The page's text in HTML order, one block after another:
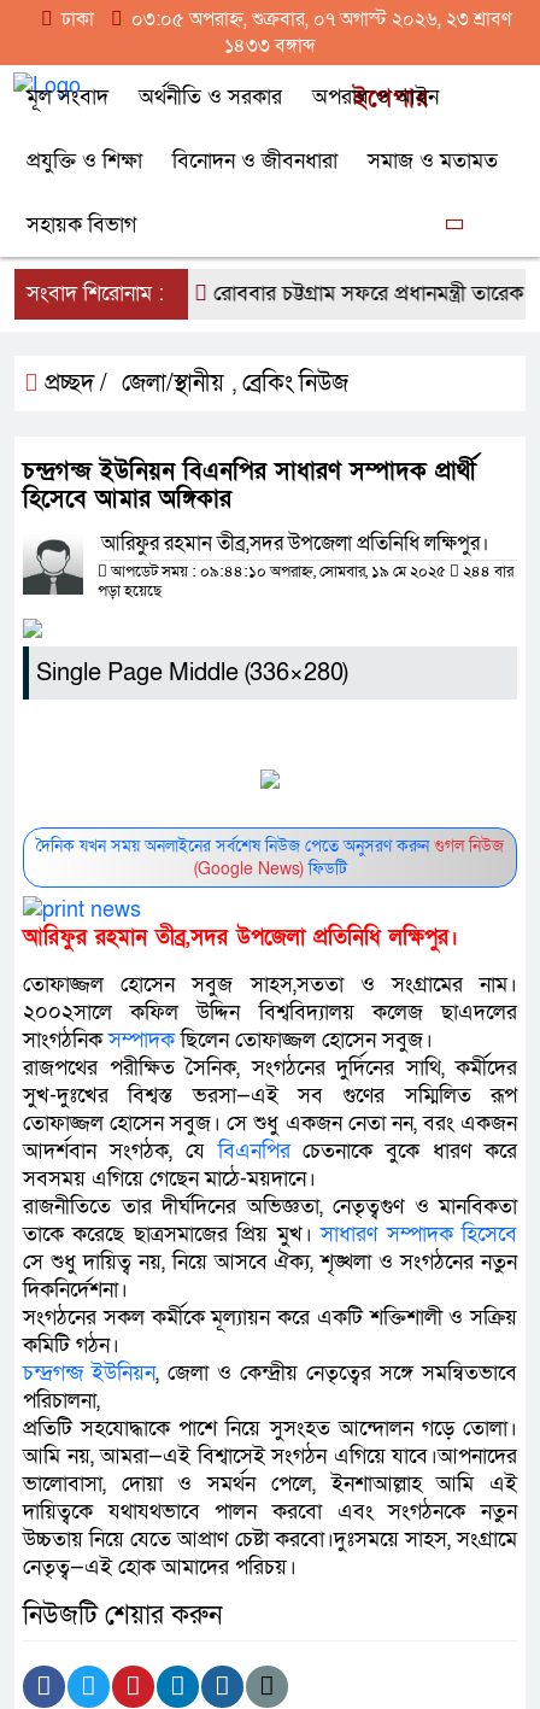
ঢাকা
০৩:০৫ অপরাহ্ন, শুক্রবার, ০৭ অগাস্ট ২০২৬, ২৩ শ্রাবণ
১৪৩৩ বঙ্গাব্দ
মূল সংবাদ অর্থনীতি ও সরকার অপরাধ ও আইন
প্রযুক্তি ও শিক্ষা বিনোদন ও জীবনধারা সমাজ ও মতামত
সহায়ক বিভাগ
ইপেপার
সংবাদ শিরোনাম :
মির্জা ফখরুল রোববার চট্টগ্রাম সফরে প্রধানমন্ত্রী তারেক
প্রচ্ছদ / জেলা/স্থানীয় , ব্রেকিং নিউজ
চন্দ্রগন্জ ইউনিয়ন বিএনপির সাধারণ সম্পাদক প্রার্থী
হিসেবে আমার অঙ্গিকার
আরিফুর রহমান তীব্র,সদর উপজেলা প্রতিনিধি লক্ষিপুর।
আপডেট সময় : ০৯:৪৪:১০ অপরাহ্ন, সোমবার, ১৯ মে ২০২৫
২৪৪ বার
পড়া হয়েছে
Single Page Middle (336×280)
দৈনিক যখন সময় অনলাইনের সর্বশেষ নিউজ পেতে অনুসরণ করুনগুগল নিউজ
(Google News)ফিডটি
আরিফুর রহমান তীব্র,সদর উপজেলা প্রতিনিধি লক্ষিপুর।
তোফাজ্জল হোসেন সবুজ সাহস,সততা ও সংগ্রামের নাম।
২০০২সালে কফিল উদ্দিন বিশ্ববিদ্যালয় কলেজ ছাএদলের
সাংগঠনিকসম্পাদকছিলেন তোফাজ্জল হোসেন সবুজ।
রাজপথের পরীক্ষিত সৈনিক, সংগঠনের দুর্দিনের সাথি, কর্মীদের
সুখ-দুঃখের বিশ্বস্ত ভরসা—এই সব গুণের সম্মিলিত রূপ
তোফাজ্জল হোসেন সবুজ। সে শুধু একজন নেতা নন, বরং একজন
আদর্শবান সংগঠক, যেবিএনপিরচেতনাকে বুকে ধারণ করে
সবসময় এগিয়ে গেছেন মাঠে-ময়দানে।
রাজনীতিতে তার দীর্ঘদিনের অভিজ্ঞতা, নেতৃত্বগুণ ও মানবিকতা
তাকে করেছে ছাত্রসমাজের প্রিয় মুখ।সাধারণ সম্পাদক হিসেবে
সে শুধু দায়িত্ব নয়, নিয়ে আসবে ঐক্য, শৃঙ্খলা ও সংগঠনের নতুন
দিকনির্দেশনা।
সংগঠনের সকল কর্মীকে মূল্যায়ন করে একটি শক্তিশালী ও সক্রিয়
কমিটি গঠন।
চন্দ্রগন্জ ইউনিয়ন, জেলা ও কেন্দ্রীয় নেতৃত্বের সঙ্গে সমন্বিতভাবে
পরিচালনা,
প্রতিটি সহযোদ্ধাকে পাশে নিয়ে সুসংহত আন্দোলন গড়ে তোলা।
আমি নয়, আমরা—এই বিশ্বাসেই সংগঠন এগিয়ে যাবে।আপনাদের
ভালোবাসা, দোয়া ও সমর্থন পেলে, ইনশাআল্লাহ আমি এই
দায়িত্বকে যথাযথভাবে পালন করবো এবং সংগঠনকে নতুন
উচ্চতায় নিয়ে যেতে আপ্রাণ চেষ্টা করবো।দুঃসময়ে সাহস, সংগ্রামে
নেতৃত্ব—এই হোক আমাদের পরিচয়।
নিউজটি শেয়ার করুন